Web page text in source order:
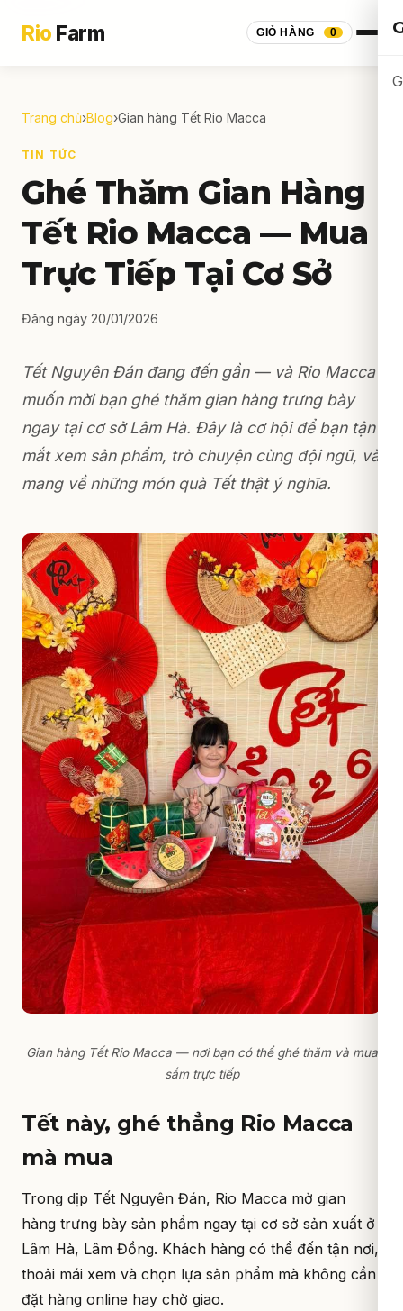
Rio Farm GIỎ HÀNG 0
Trang chủ›Blog›Gian hàng Tết Rio Macca
TIN TỨC
Ghé Thăm Gian Hàng
Tết Rio Macca — Mua
Trực Tiếp Tại Cơ Sở
Đăng ngày 20/01/2026
Tết Nguyên Đán đang đến gần — và Rio Macca
muốn mời bạn ghé thăm gian hàng trưng bày
ngay tại cơ sở Lâm Hà. Đây là cơ hội để bạn tận
mắt xem sản phẩm, trò chuyện cùng đội ngũ, và
mang về những món quà Tết thật ý nghĩa.
Gian hàng Tết Rio Macca — nơi bạn có thể ghé thăm và mua
sắm trực tiếp
Tết này, ghé thẳng Rio Macca
mà mua
Trong dịp Tết Nguyên Đán, Rio Macca mở gian
hàng trưng bày sản phẩm ngay tại cơ sở sản xuất ở
Lâm Hà, Lâm Đồng. Khách hàng có thể đến tận nơi,
thoải mái xem và chọn lựa sản phẩm mà không cần
đặt hàng online hay chờ giao.